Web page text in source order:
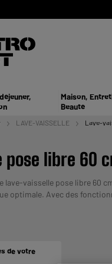
Maison,
Beauté
LAVE-VAISSELLE Lave-
pose libre 60
lave-vaisselle pose libre 60
optimale. Avec des
de votre